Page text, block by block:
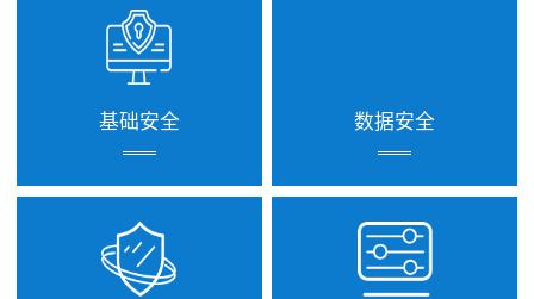
基础安全 数据安全